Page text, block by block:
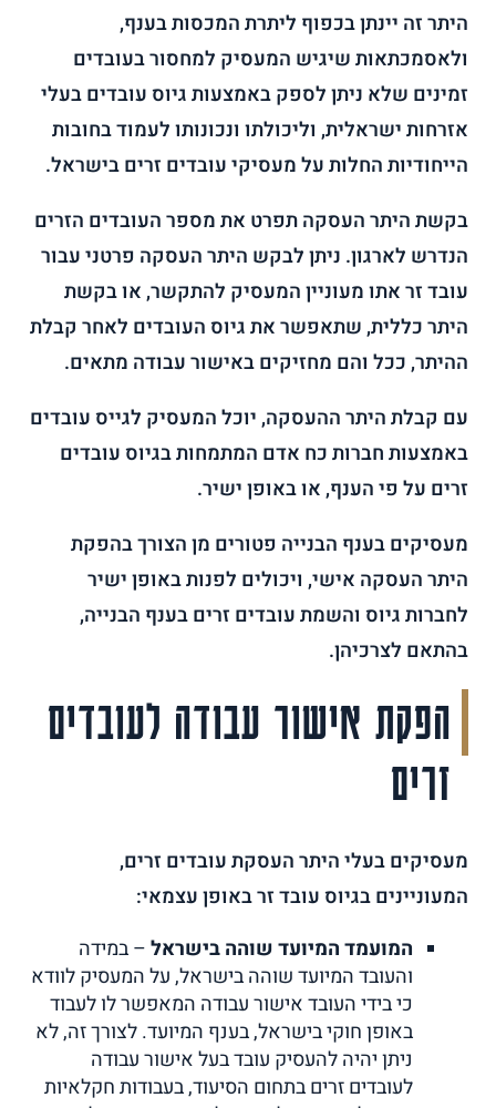
היתר זה יינתן בכפוף ליתרת המכסות בענף,
ולאסמכתאות שיגיש המעסיק למחסור בעובדים
זמינים שלא ניתן לספק באמצעות גיוס עובדים בעלי
אזרחות ישראלית, וליכולתו ונכונותו לעמוד בחובות
הייחודיות החלות על מעסיקי עובדים זרים בישראל.
בקשת היתר העסקה תפרט את מספר העובדים הזרים
הנדרש לארגון. ניתן לבקש היתר העסקה פרטני עבור
עובד זר אתו מעוניין המעסיק להתקשר, או בקשת
היתר כללית, שתאפשר את גיוס העובדים לאחר קבלת
ההיתר, ככל והם מחזיקים באישור עבודה מתאים.
עם קבלת היתר ההעסקה, יוכל המעסיק לגייס עובדים
באמצעות חברות כח אדם המתמחות בגיוס עובדים
זרים על פי הענף, או באופן ישיר.
מעסיקים בענף הבנייה פטורים מן הצורך בהפקת
היתר העסקה אישי, ויכולים לפנות באופן ישיר
לחברות גיוס והשמת עובדים זרים בענף הבנייה,
בהתאם לצרכיהן.
הפקת אישור עבודה לעובדים
זרים
מעסיקים בעלי היתר העסקת עובדים זרים,
המעוניינים בגיוס עובד זר באופן עצמאי:
המועמד המיועד שוהה בישראל– במידה
והעובד המיועד שוהה בישראל, על המעסיק לוודא
כי בידי העובד אישור עבודה המאפשר לו לעבוד
באופן חוקי בישראל, בענף המיועד. לצורך זה, לא
ניתן יהיה להעסיק עובד בעל אישור עבודה
לעובדים זרים בתחום הסיעוד, בעבודות חקלאיות